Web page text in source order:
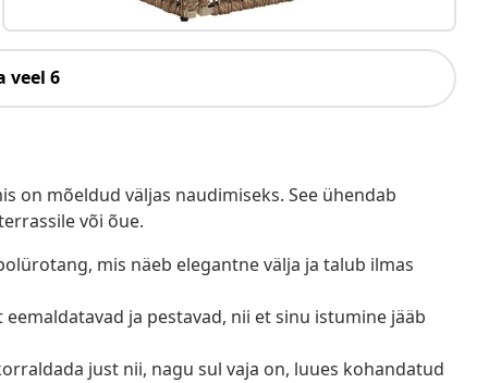
veel 6
on mõeldud väljas naudimiseks. See ühendab
või õue.
mis näeb elegantne välja ja talub ilmas
ja pestavad, nii et sinu istumine jääb
just nii, nagu sul vaja on, luues kohandatud